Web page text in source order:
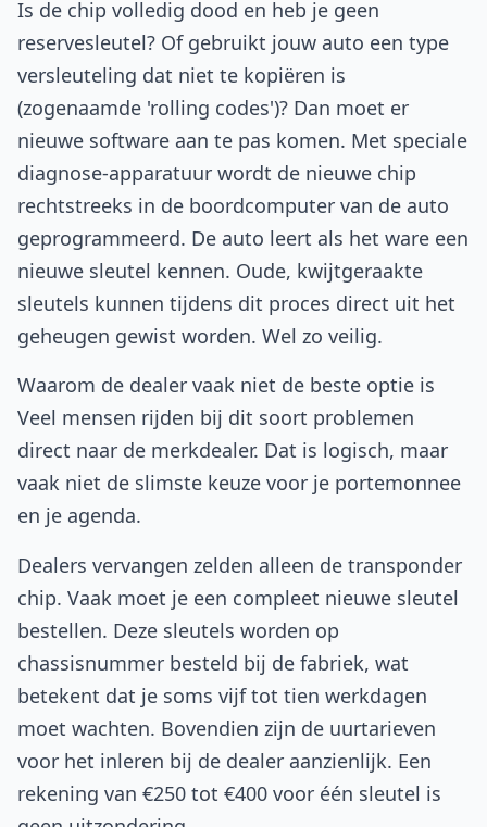
Is de chip volledig dood en heb je geen
reservesleutel? Of gebruikt jouw auto een type
versleuteling dat niet te kopiëren is
(zogenaamde 'rolling codes')? Dan moet er
nieuwe software aan te pas komen. Met speciale
diagnose-apparatuur wordt de nieuwe chip
rechtstreeks in de boordcomputer van de auto
geprogrammeerd. De auto leert als het ware een
nieuwe sleutel kennen. Oude, kwijtgeraakte
sleutels kunnen tijdens dit proces direct uit het
geheugen gewist worden. Wel zo veilig.
Waarom de dealer vaak niet de beste optie is
Veel mensen rijden bij dit soort problemen
direct naar de merkdealer. Dat is logisch, maar
vaak niet de slimste keuze voor je portemonnee
en je agenda.
Dealers vervangen zelden alleen de transponder
chip. Vaak moet je een compleet nieuwe sleutel
bestellen. Deze sleutels worden op
chassisnummer besteld bij de fabriek, wat
betekent dat je soms vijf tot tien werkdagen
moet wachten. Bovendien zijn de uurtarieven
voor het inleren bij de dealer aanzienlijk. Een
rekening van €250 tot €400 voor één sleutel is